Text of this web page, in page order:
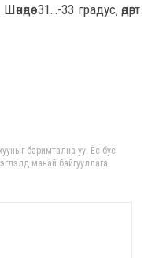
-31…-33 градус, өдөртөө
баримтална уу. Ёс бус
манай байгууллага